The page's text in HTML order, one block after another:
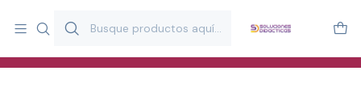
y estimulación infantil en Chile.
Especialistas en recursos educativos para aulas, terapeutas y